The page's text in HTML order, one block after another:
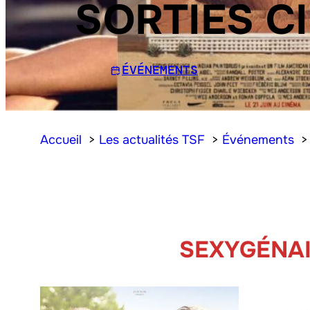
SORTIES
ÉVÉNEMENTS
Accueil Les actualités TSF Événements